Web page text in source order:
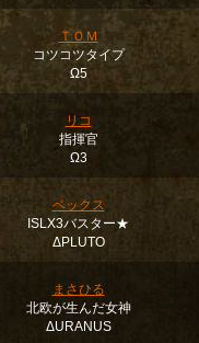
ＴＯＭ
コツコツタイプ
Ω5
リコ
指揮官
Ω3
ベックス
ISLX3バスター★
ΔPLUTO
まさひる
北欧が生んだ女神
ΔURANUS